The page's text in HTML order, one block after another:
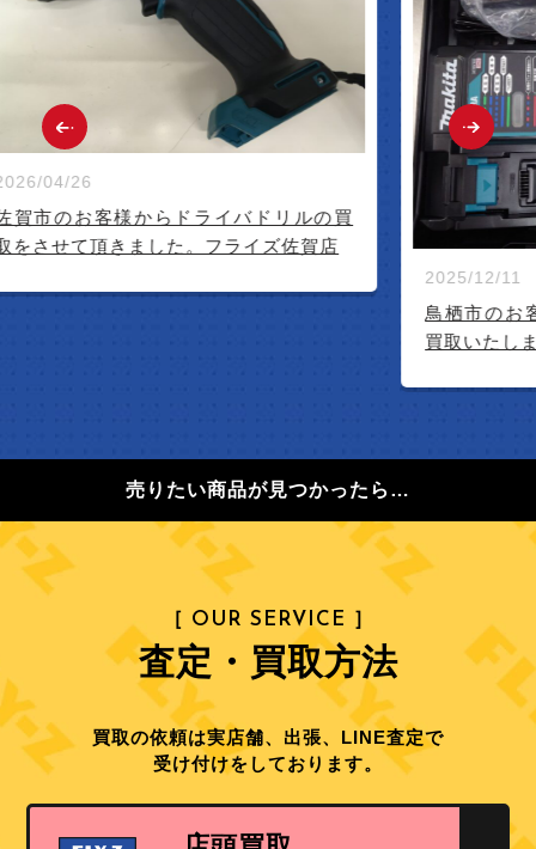
04/26
賀市のお客様からドライバドリルの買
をさせて頂きました。フライズ佐賀店
2025/12/11
鳥栖市のお
買取いたし
売りたい商品が見つかったら…
［ OUR SERVICE ］
査定・買取方法
買取の依頼は実店舗、出張、LINE査定で
受け付けをしております。